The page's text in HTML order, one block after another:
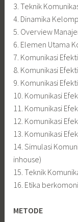
3. Teknik
4. Dinamika
5. Overview
6. Elemen Utama
7. Komunikasi
8. Komunikasi
9. Komunikasi
10. Komunikasi
11. Komunikasi
12. Komunikasi
13. Komunikasi
14. Simulasi
inhouse)
15. Teknik
16. Etika
METODE